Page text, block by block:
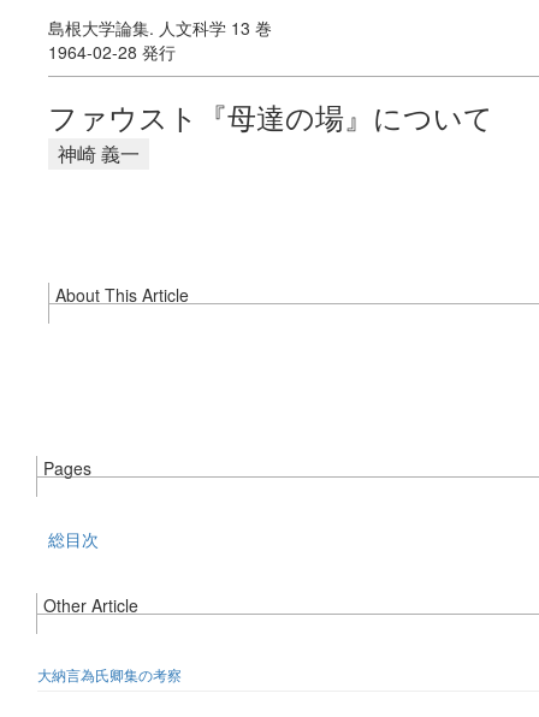
島根大学論集. 人文科学 13 巻
1964-02-28 発行
ファウスト『母達の場』について
神崎 義一
About This Article
Pages
総目次
Other Article
大納言為氏卿集の考察